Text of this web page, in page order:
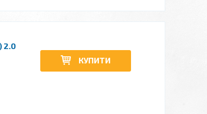
КУПИТИ
2.0